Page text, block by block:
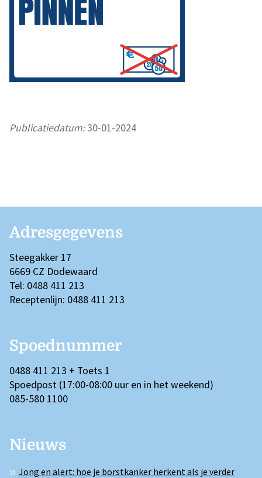
Publicatiedatum:30-01-2024
Adresgegevens
Steegakker 17
6669 CZ Dodewaard
Tel: 0488 411 213
Receptenlijn: 0488 411 213
Spoednummer
0488 411 213 + Toets 1
Spoedpost (17:00-08:00 uur en in het weekend)
085-580 1100
Nieuws
Jong en alert: hoe je borstkanker herkent als je verder